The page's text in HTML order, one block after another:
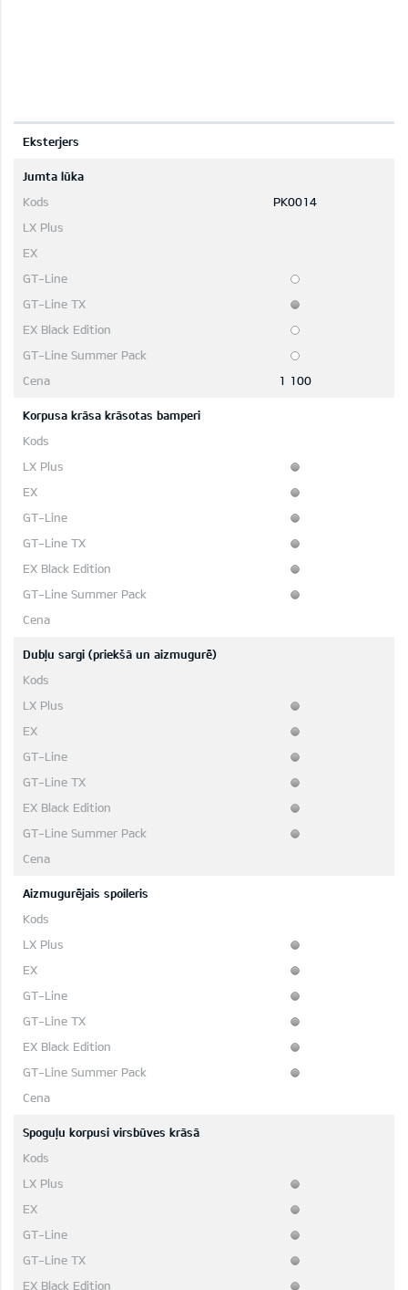
Eksterjers
Jumta lūka
PK0014
1 100
Korpusa krāsa krāsotas bamperi
Dubļu sargi (priekšā un aizmugurē)
Aizmugurējais spoileris
Spoguļu korpusi virsbūves krāsā